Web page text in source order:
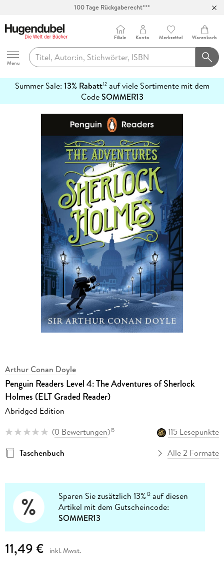
Abholung in über 100 Filialen
Hugendubel
Menu
Filiale Konto Merkzettel Warenkorb
Summer Sale: 13% Rabatt12auf viele Sortimente mit dem
CodeSOMMER13
erfahren
Arthur Conan Doyle
Penguin Readers Level 4: The Adventures of Sherlock
Holmes (ELT Graded Reader)
Abridged Edition
(0 Bewertungen)15
115 Lesepunkte
Taschenbuch
Alle 2 Formate
Sparen Sie zusätzlich 13%12 auf diesen
Artikel mit dem Gutscheincode:
SOMMER13
11,49 € inkl. Mwst.